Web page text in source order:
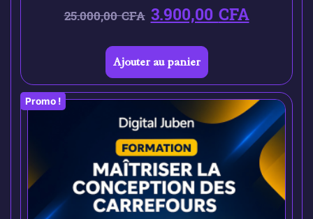
25.000,00CFA 3.900,00CFA
Ajouter au panier
Promo !